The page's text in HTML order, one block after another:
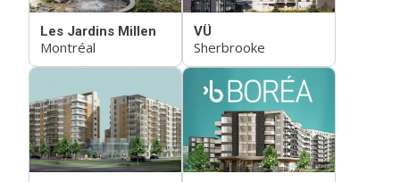
Les Jardins Millen
Montréal
VÜ
Sherbrooke